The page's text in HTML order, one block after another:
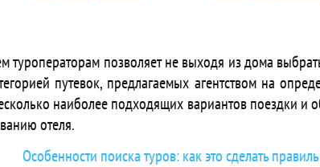
Hotel & Spa
Apart Hotel
Beach
Hotel
Akdora Elite Hotel & Spa
туроператорам позволяет не выходя из дома
путевок, предлагаемых агентством на
наиболее подходящих вариантов поездки и
отеля.
Особенности поиска туров: как это сделать